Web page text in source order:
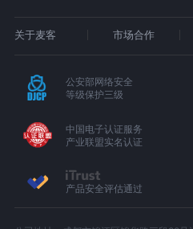
关于麦客 市场合作
公安部网络安全
等级保护三级
中国电子认证服务
产业联盟实名认证
产品安全评估通过